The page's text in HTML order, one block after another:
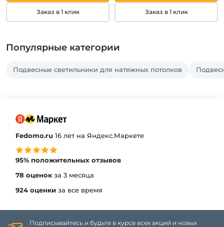
Заказ в 1 клик Заказ в 1 клик
Популярные категории
Подвесные светильники для натяжных потолков
Fedomo.ru 16 лет на Яндекс.Маркете
95% положительных отзывов
78 оценок за 3 месяца
924 оценки за все время
Подписывайтесь и будьте в курсе всех акций и новых